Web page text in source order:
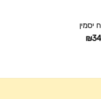
יסמין
₪המחיר